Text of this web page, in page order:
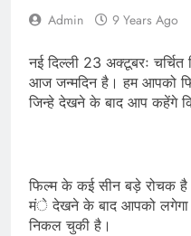
Admin 9 Years Ago
नई दिल्ली 23 अक्टूबरः
आज जन्मदिन है। हम आपको
जिन्हे देखने के बाद आप कहेंगे
फिल्म के कई सीन बड़े रोचक
मंे देखने के बाद आपको लगेगा
निकल चुकी है।